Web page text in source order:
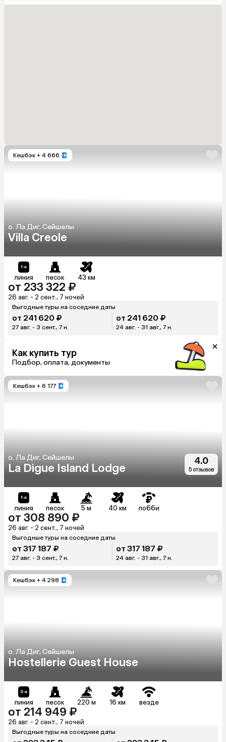
Кешбэк + 4 666
о. Ла Диг, Сейшелы
Villa Creole
линия песок 43 км
от 233 322 ₽
26 авг. - 2 сент., 7 ночей
Выгодные туры на соседние даты
от 241 620 ₽
27 авг. - 3 сент., 7 н.
от 241 620 ₽
24 авг. - 31 авг., 7 н.
Как купить тур
Подбор, оплата, документы
Кешбэк + 6 177
о. Ла Диг, Сейшелы
La Digue Island Lodge
4.0
5 отзывов
линия песок 5 м 40 км лобби
от 308 890 ₽
26 авг. - 2 сент., 7 ночей
Выгодные туры на соседние даты
от 317 187 ₽
27 авг. - 3 сент., 7 н.
от 317 187 ₽
24 авг. - 31 авг., 7 н.
Кешбэк + 4 298
о. Ла Диг, Сейшелы
Hostellerie Guest House
линия песок 220 м 16 км везде
от 214 949 ₽
26 авг. - 2 сент., 7 ночей
Выгодные туры на соседние даты